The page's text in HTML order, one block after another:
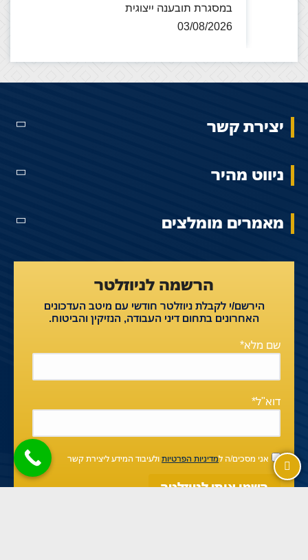
במסגרת תובענה ייצוגית
03/08/2026
יצירת קשר
ניווט מהיר
מאמרים מומלצים
הרשמה לניוזלטר
הירשם/י לקבלת ניוזלטר חודשי עם מיטב העדכונים
האחרונים בתחום דיני העבודה, הנזיקין והביטוח.
שם מלא*
דוא"ל*
אני מסכים/ה למדיניות הפרטיות ולעיבוד המידע ליצירת קשר